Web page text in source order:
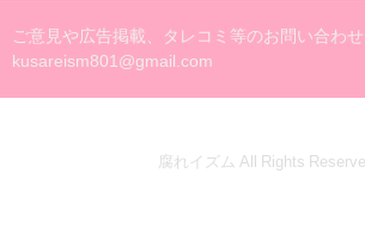
ご意見や広告掲載、タレコミ等のお問い合わ
kusareism801@gmail.com
腐れイズム All Rights